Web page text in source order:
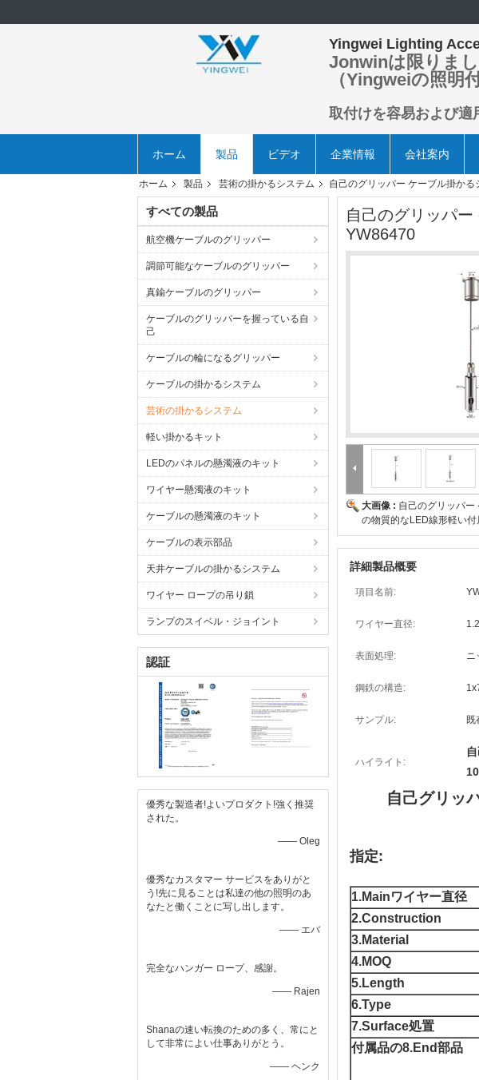
Yingwei Lighting
Jonwinは限りま
（Yingweiの照明
取付けを容易および適
ホーム 製品 ビデオ 企業情報 会社案内
ホーム 製品 芸術の掛かるシステム 自己のグリッパー ケーブル掛か
すべての製品
航空機ケーブルのグリッパー
調節可能なケーブルのグリッパー
真鍮ケーブルのグリッパー
ケーブルのグリッパーを握っている自
己
ケーブルの輪になるグリッパー
ケーブルの掛かるシステム
芸術の掛かるシステム
軽い掛かるキット
LEDのパネルの懸濁液のキット
ワイヤー懸濁液のキット
ケーブルの懸濁液のキット
ケーブルの表示部品
天井ケーブルの掛かるシステム
ワイヤー ロープの吊り鎖
ランプのスイベル・ジョイント
認証
優秀な製造者!よいプロダクト!強く推奨
された。
—— Oleg
優秀なカスタマー サービスをありがと
う!先に見ることは私達の他の照明のあ
なたと働くことに写し出します。
—— エバ
完全なハンガー ロープ、感謝。
—— Rajen
Shanaの速い転換のための多く、常にと
して非常によい仕事ありがとう。
—— ヘンク
自己のグリッパ
YW86470
大画像 : 自己のグリッパー
の物質的なLED線形軽い
詳細製品概要
項目名前:
ワイヤー直径:
表面処理: ニ
鋼鉄の構造:
サンプル: 既
ハイライト:
自己グリッ
指定:
1.Mainワイヤー直径
2.Construction
3.Material
4.MOQ
5.Length
6.Type
7.Surface処置
付属品の8.End部品